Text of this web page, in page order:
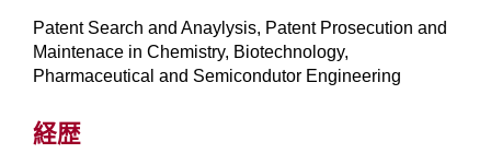
Patent Search and Anaylysis, Patent Prosecution and
Maintenace in Chemistry, Biotechnology,
Pharmaceutical and Semicondutor Engineering
経歴